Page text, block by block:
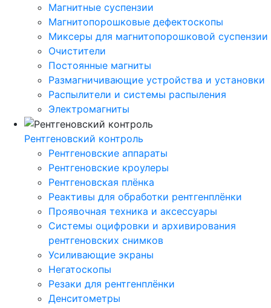
Магнитные суспензии
Магнитопорошковые дефектоскопы
Миксеры для магнитопорошковой суспензии
Очистители
Постоянные магниты
Размагничивающие устройства и установки
Распылители и системы распыления
Электромагниты
Рентгеновский контроль
Рентгеновские аппараты
Рентгеновские кроулеры
Рентгеновская плёнка
Реактивы для обработки рентгенплёнки
Проявочная техника и аксессуары
Системы оцифровки и архивирования
рентгеновских снимков
Усиливающие экраны
Негатоскопы
Резаки для рентгенплёнки
Денситометры